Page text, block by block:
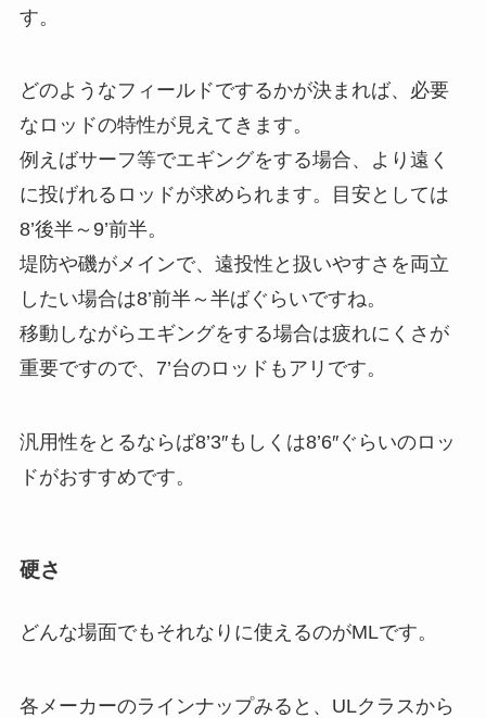
す。
どのようなフィールドでするかが決まれば、必要
なロッドの特性が見えてきます。
例えばサーフ等でエギングをする場合、より遠く
に投げれるロッドが求められます。目安としては
8’後半～9’前半。
堤防や磯がメインで、遠投性と扱いやすさを両立
したい場合は8’前半～半ばぐらいですね。
移動しながらエギングをする場合は疲れにくさが
重要ですので、7’台のロッドもアリです。
汎用性をとるならば8’3″もしくは8’6″ぐらいのロッ
ドがおすすめです。
硬さ
どんな場面でもそれなりに使えるのがMLです。
各メーカーのラインナップみると、ULクラスから